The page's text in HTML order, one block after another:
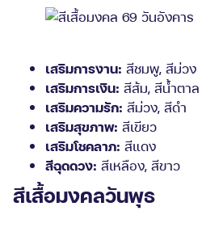
เสริมการงาน: สีชมพู, สีม่วง
เสริมการเงิน: สีส้ม, สีน้ำตาล
เสริมความรัก: สีม่วง, สีดำ
เสริมสุขภาพ: สีเขียว
เสริมโชคลาภ: สีแดง
สีฉุดดวง: สีเหลือง, สีขาว
สีเสื้อมงคลวันพุธ